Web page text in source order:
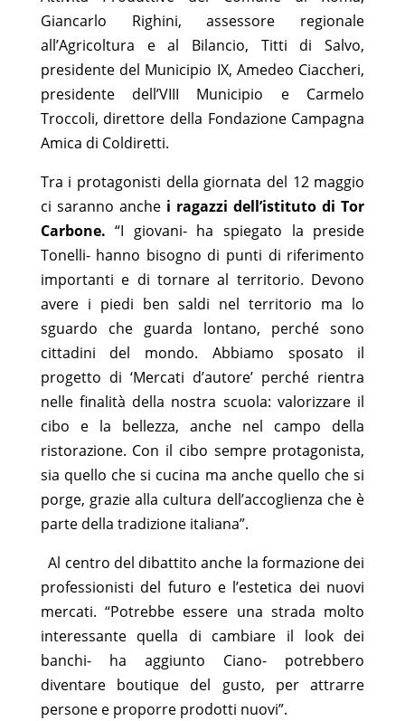
Giancarlo Righini, assessore regionale
all’Agricoltura e al Bilancio, Titti di Salvo,
presidente del Municipio IX, Amedeo Ciaccheri,
presidente dell’VIII Municipio e Carmelo
Troccoli, direttore della Fondazione Campagna
Amica di Coldiretti.
Tra i protagonisti della giornata del 12 maggio
ci saranno anchei ragazzi dell’istituto di Tor
Carbone. “I giovani- ha spiegato la preside
Tonelli- hanno bisogno di punti di riferimento
importanti e di tornare al territorio. Devono
avere i piedi ben saldi nel territorio ma lo
sguardo che guarda lontano, perché sono
cittadini del mondo. Abbiamo sposato il
progetto di ‘Mercati d’autore’ perché rientra
nelle finalità della nostra scuola: valorizzare il
cibo e la bellezza, anche nel campo della
ristorazione. Con il cibo sempre protagonista,
sia quello che si cucina ma anche quello che si
porge, grazie alla cultura dell’accoglienza che è
parte della tradizione italiana”.
Al centro del dibattito anche la formazione dei
professionisti del futuro e l’estetica dei nuovi
mercati. “Potrebbe essere una strada molto
interessante quella di cambiare il look dei
banchi- ha aggiunto Ciano- potrebbero
diventare boutique del gusto, per attrarre
persone e proporre prodotti nuovi”.